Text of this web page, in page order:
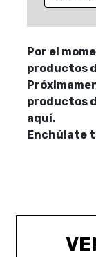
Por el
productos
productos
aquí.
Enchúlate